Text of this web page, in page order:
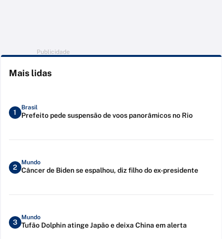
Publicidade
Mais lidas
1
Brasil
Prefeito pede suspensão de voos panorâmicos no Rio
2
Mundo
Câncer de Biden se espalhou, diz filho do ex-presidente
3
Mundo
Tufão Dolphin atinge Japão e deixa China em alerta